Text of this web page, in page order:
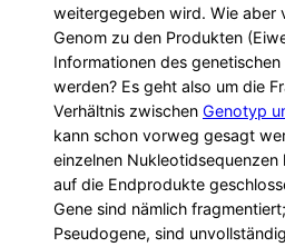
weitergegeben wird. Wie aber
Genom zu den Produkten
Informationen des
werden? Es geht also um die
Verhältnis zwischen Genotyp
kann schon vorweg gesagt
einzelnen
auf die Endprodukte
Gene sind nämlich
Pseudogene, sind